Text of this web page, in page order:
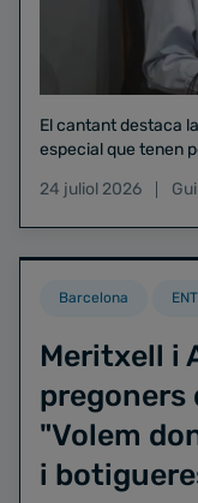
El cantant destaca
especial que tenen
24 juliol 2026
Barcelona
Meritxell i
pregoners
"Volem
i